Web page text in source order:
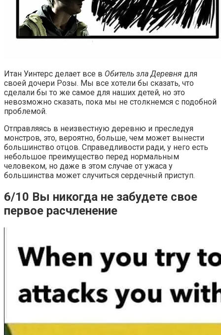
Итан Уинтерс делает все в Обитель зла Деревня для
своей дочери Розы. Мы все хотели бы сказать, что
сделали бы то же самое для наших детей, но это
невозможно сказать, пока мы не столкнемся с подобной
проблемой.
Отправляясь в неизвестную деревню и преследуя
монстров, это, вероятно, больше, чем может вынести
большинство отцов. Справедливости ради, у него есть
небольшое преимущество перед нормальным
человеком, но даже в этом случае от ужаса у
большинства может случиться сердечный приступ.
6/10 Вы никогда не забудете свое
первое расчленение